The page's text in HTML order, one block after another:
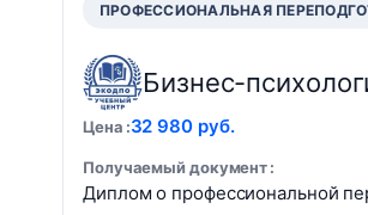
ПРОФЕССИОНАЛЬНАЯ
Бизнес-
Цена 32 980 руб.
Получаемый документ
Диплом о профессиональной